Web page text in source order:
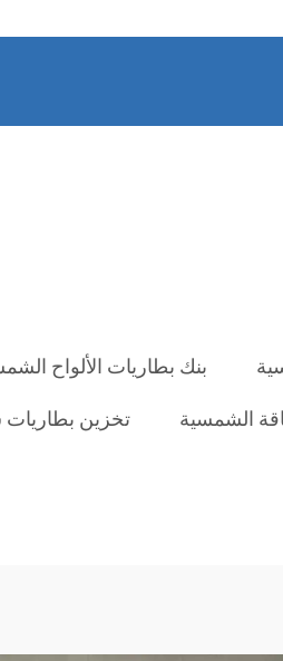
بنك بطاريات الألواح
الشمسية تخزين